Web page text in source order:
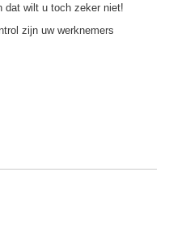
dat wilt u toch zeker niet!
zijn uw werknemers